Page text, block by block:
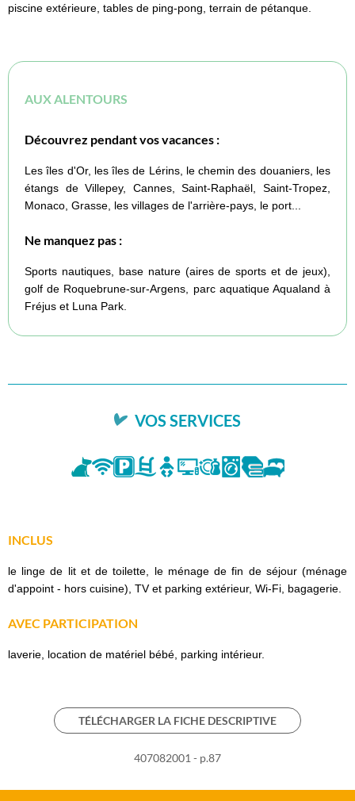
piscine extérieure, tables de ping-pong, terrain de pétanque.
AUX ALENTOURS
Découvrez pendant vos vacances :
Les îles d'Or, les îles de Lérins, le chemin des douaniers, les
étangs de Villepey, Cannes, Saint-Raphaël, Saint-Tropez,
Monaco, Grasse, les villages de l'arrière-pays, le port...
Ne manquez pas :
Sports nautiques, base nature (aires de sports et de jeux),
golf de Roquebrune-sur-Argens, parc aquatique Aqualand à
Fréjus et Luna Park.
VOS SERVICES
INCLUS
le linge de lit et de toilette, le ménage de fin de séjour (ménage
d'appoint - hors cuisine), TV et parking extérieur, Wi-Fi, bagagerie.
AVEC PARTICIPATION
laverie, location de matériel bébé, parking intérieur.
TÉLÉCHARGER LA FICHE DESCRIPTIVE
407082001 - p.87